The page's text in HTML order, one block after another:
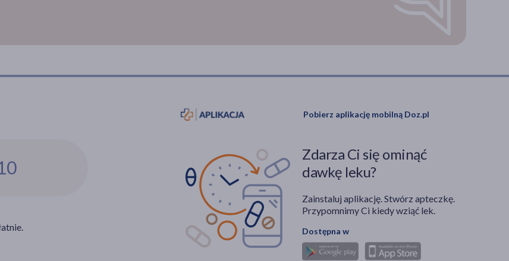
Pobierz aplikację mobilną Doz.pl
Zdarza Ci się ominąć
dawkę leku?
Zainstaluj aplikację. Stwórz apteczkę.
Przypomnimy Ci kiedy wziąć lek.
Dostępna w